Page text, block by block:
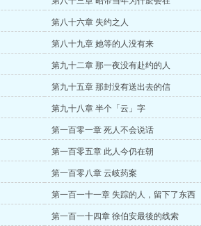
第八十六章 失约之人
第八十九章 她等的人没有来
第九十二章 那一夜没有赴约的人
第九十五章 那封没有送出去的信
第九十八章 半个「云」字
第一百零一章 死人不会说话
第一百零五章 此人今仍在朝
第一百零八章 云岐药案
第一百一十一章 失踪的人，留下了东西
第一百一十四章 徐伯安最後的线索